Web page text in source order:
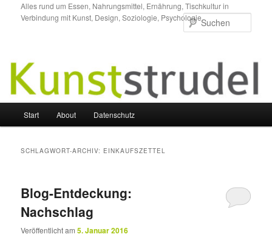
primären
sekundären
Alles rund um Essen, Nahrungsmittel, Ernährung, Tischkultur in
Verbindung mit Kunst, Design, Soziologie, Psychologie.
Start About Datenschutz
SCHLAGWORT-ARCHIV: EINKAUFSZETTEL
Blog-Entdeckung:
Nachschlag
Veröffentlicht am5. Januar 2016